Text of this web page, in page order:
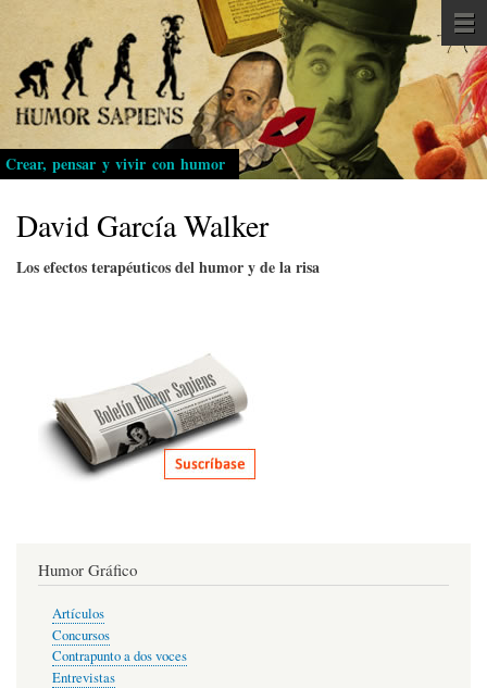
Pasar
al
contenido
principal
Crear, pensar y vivir con humor
David García Walker
Los efectos terapéuticos del humor y de la risa
Humor Gráfico
Artículos
Concursos
Contrapunto a dos voces
Entrevistas